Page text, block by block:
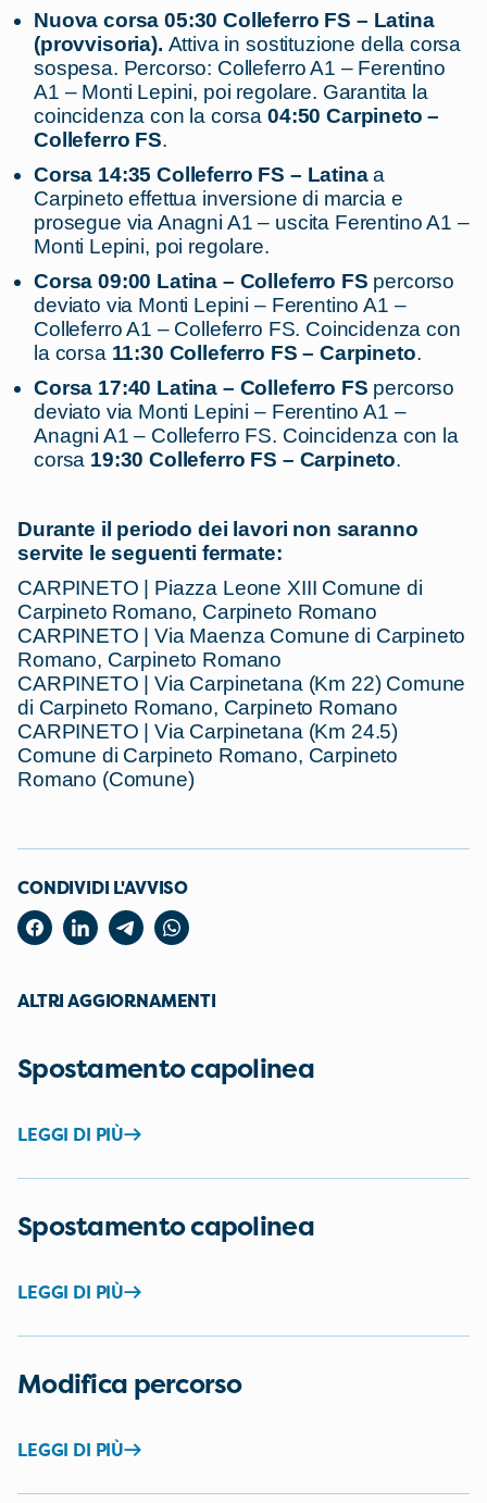
Nuova corsa 05:30 Colleferro FS – Latina
(provvisoria). Attiva in sostituzione della corsa
sospesa. Percorso: Colleferro A1 – Ferentino
A1 – Monti Lepini, poi regolare. Garantita la
coincidenza con la corsa 04:50 Carpineto –
Colleferro FS.
Corsa 14:35 Colleferro FS – Latinaa
Carpineto effettua inversione di marcia e
prosegue via Anagni A1 – uscita Ferentino A1 –
Monti Lepini, poi regolare.
Corsa 09:00 Latina – Colleferro FS percorso
deviato via Monti Lepini – Ferentino A1 –
Colleferro A1 – Colleferro FS. Coincidenza con
la corsa 11:30 Colleferro FS – Carpineto.
Corsa 17:40 Latina – Colleferro FS percorso
deviato via Monti Lepini – Ferentino A1 –
Anagni A1 – Colleferro FS. Coincidenza con la
corsa 19:30 Colleferro FS – Carpineto.
Durante il periodo dei lavori non saranno
servite le seguenti fermate:
CARPINETO | Piazza Leone XIII Comune di
Carpineto Romano, Carpineto Romano
CARPINETO | Via Maenza Comune di Carpineto
Romano, Carpineto Romano
CARPINETO | Via Carpinetana (Km 22) Comune
di Carpineto Romano, Carpineto Romano
CARPINETO | Via Carpinetana (Km 24.5)
Comune di Carpineto Romano, Carpineto
Romano (Comune)
CONDIVIDI L'AVVISO
ALTRI AGGIORNAMENTI
Spostamento capolinea
LEGGI DI PIÙ
Spostamento capolinea
LEGGI DI PIÙ
Modifica percorso
LEGGI DI PIÙ